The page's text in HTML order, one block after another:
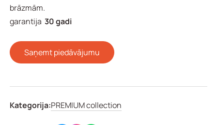
brāzmām.
garantija 30 gadi
Saņemt piedāvājumu
Kategorija:PREMIUM collection